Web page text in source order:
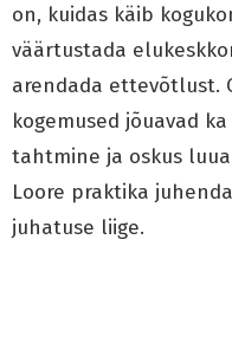
on, kuidas käib
väärtustada
arendada ettevõtlust.
kogemused jõuavad
tahtmine ja oskus
Loore praktika
juhatuse liige.